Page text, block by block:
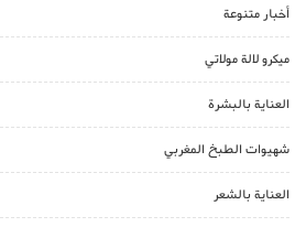
أخبار متنوعة
ميكرو لالة مولاتي
العناية بالبشرة
شهيوات الطبخ المغربي
العناية بالشعر